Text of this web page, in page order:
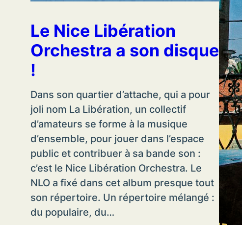
Le Nice Libération
Orchestra a son disque
!
Dans son quartier d’attache, qui a pour
joli nom La Libération, un collectif
d’amateurs se forme à la musique
d’ensemble, pour jouer dans l’espace
public et contribuer à sa bande son :
c’est le Nice Libération Orchestra. Le
NLO a fixé dans cet album presque tout
son répertoire. Un répertoire mélangé :
du populaire, du…